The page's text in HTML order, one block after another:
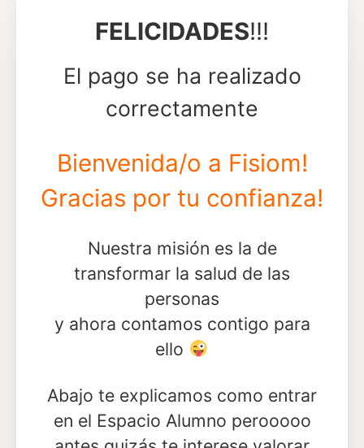
FELICIDADES!!!
El pago se ha realizado
correctamente
Bienvenida/o a Fisiom!
Gracias por tu confianza!
Nuestra misión es la de
transformar la salud de las
personas
y ahora contamos contigo para
ello
Abajo te explicamos como entrar
en el Espacio Alumno perooooo